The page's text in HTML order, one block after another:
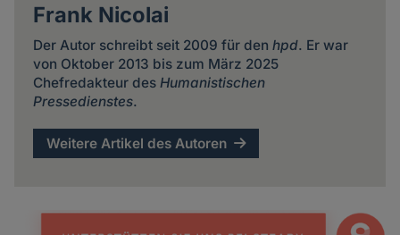
Frank Nicolai
Der Autor schreibt seit 2009 für den hpd. Er war
von Oktober 2013 bis zum März 2025
Chefredakteur des Humanistischen
Pressedienstes.
Weitere Artikel des Autoren